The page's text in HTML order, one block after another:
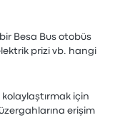
Besa Bus otobüs
prizi vb. hangi
kolaylaştırmak için
erişim